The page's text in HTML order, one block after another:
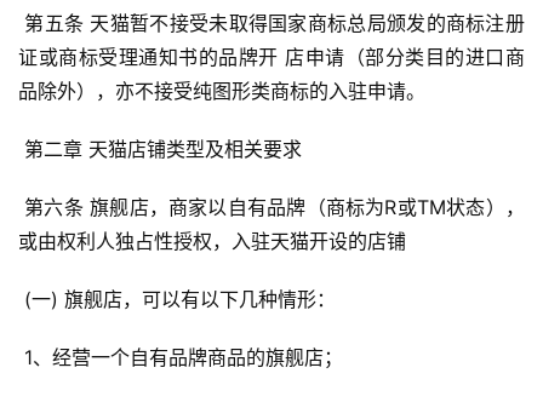
证或商标受理通知书的品牌开 店申请（部分类目的进口商
品除外），亦不接受纯图形类商标的入驻申请。
第二章 天猫店铺类型及相关要求
或由权利人独占性授权，入驻天猫开设的店铺
(一) 旗舰店，可以有以下几种情形：
1、经营一个自有品牌商品的旗舰店；